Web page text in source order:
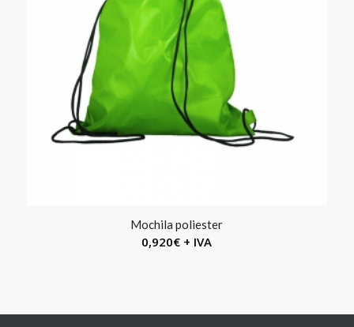
Mochila poliester
0,920€ + IVA